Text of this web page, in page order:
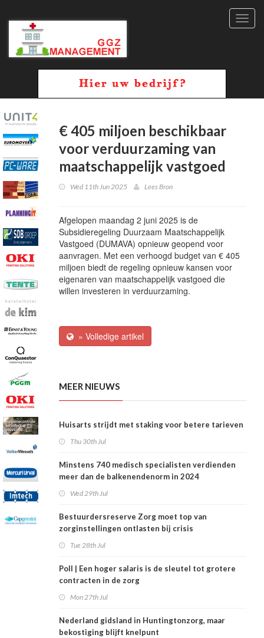
€ 405 miljoen beschikbaar
voor verduurzaming van
maatschappelijk vastgoed
Wed 11th Jun 2025 Lees Bron
Afgelopen maandag 2 juni 2025 is de
Subsidieregeling Duurzaam Maatschappelijk
Vastgoed (DUMAVA) opnieuw geopend voor
aanvragen. Met een verhoogd budget van € 405
miljoen biedt de regeling opnieuw kansen voor
eigenaren van maatschappelijk vastgoed die
willen investeren in verduurzaming.
» Volledige artikel
MEER NIEUWS
Huisarts strijdt met staking voor betere tarieven
Thu 30th Jul
Minstens 740 medisch specialisten verdienden
meer dan de balkenendenorm in 2024
Wed 29th Jul
Bestuurdersreserve Zorg moet top van
zorginstellingen ontlasten bij crisis
Tue 28th Jul
Poll | Een hoger salaris is de sleutel tot grotere
contracten in de zorg
Mon 27th Jul
Nederland gidsland in Huntingtonzorg, maar
bekostiging blijft knelpunt